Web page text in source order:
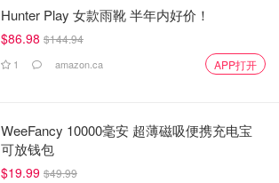
Hunter Play 女款雨靴 半年内好价！
$86.98 $144.94
1 amazon.ca APP打开
WeeFancy 10000毫安 超薄磁吸便携充电宝
可放钱包
$19.99 $49.99